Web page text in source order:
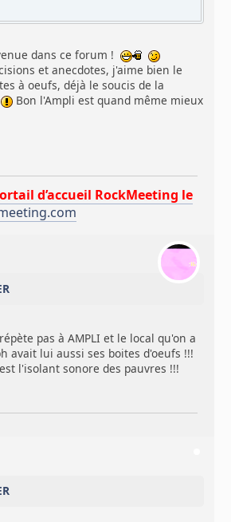
dans ce forum !
et anecdotes, j'aime bien le
à oeufs, déjà le soucis de la
Bon l'Ampli est quand même mieux
d’accueil RockMeeting le
pas à AMPLI et le local qu'on a
avait lui aussi ses boites d'oeufs !!!
l'isolant sonore des pauvres !!!